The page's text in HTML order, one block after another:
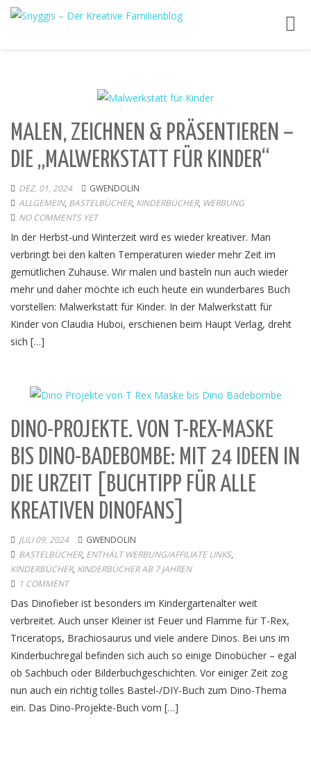
MALEN, ZEICHNEN & PRÄSENTIEREN –
DIE „MALWERKSTATT FÜR KINDER“
DEZ. 01, 2024
GWENDOLIN
ALLGEMEIN, BASTELBÜCHER, KINDERBÜCHER, WERBUNG
NO COMMENTS YET
In der Herbst-und Winterzeit wird es wieder kreativer. Man
verbringt bei den kalten Temperaturen wieder mehr Zeit im
gemütlichen Zuhause. Wir malen und basteln nun auch wieder
mehr und daher möchte ich euch heute ein wunderbares Buch
vorstellen: Malwerkstatt für Kinder. In der Malwerkstatt für
Kinder von Claudia Huboi, erschienen beim Haupt Verlag, dreht
sich […]
DINO-PROJEKTE. VON T-REX-MASKE
BIS DINO-BADEBOMBE: MIT 24 IDEEN IN
DIE URZEIT [BUCHTIPP FÜR ALLE
KREATIVEN DINOFANS]
JULI 09, 2024
GWENDOLIN
BASTELBÜCHER, ENTHÄLT WERBUNG/AFFILIATE LINKS,
KINDERBÜCHER, KINDERBÜCHER AB 7 JAHREN
1 COMMENT
Das Dinofieber ist besonders im Kindergartenalter weit
verbreitet. Auch unser Kleiner ist Feuer und Flamme für T-Rex,
Triceratops, Brachiosaurus und viele andere Dinos. Bei uns im
Kinderbuchregal befinden sich auch so einige Dinobücher – egal
ob Sachbuch oder Bilderbuchgeschichten. Vor einiger Zeit zog
nun auch ein richtig tolles Bastel-/DIY-Buch zum Dino-Thema
ein. Das Dino-Projekte-Buch vom […]